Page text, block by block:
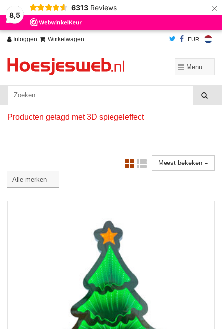
8,5
6313 Reviews ×
Inloggen Winkelwagen EUR
Producten getagd met 3D spiegeleffect
Meest bekeken
Wij slaan cookies op om onze website te verbeteren. Is dat akkoord?
Ja
Nee